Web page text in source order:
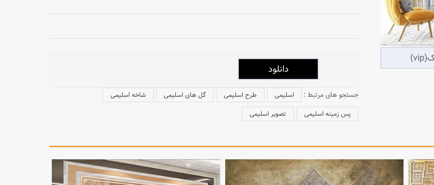
جستجو های مرتبط : اسلیمی طرح اسلیمی گل های اسلیمی
شاخه اسلیمی
پس زمینه اسلیمی
تصویر اسلیمی